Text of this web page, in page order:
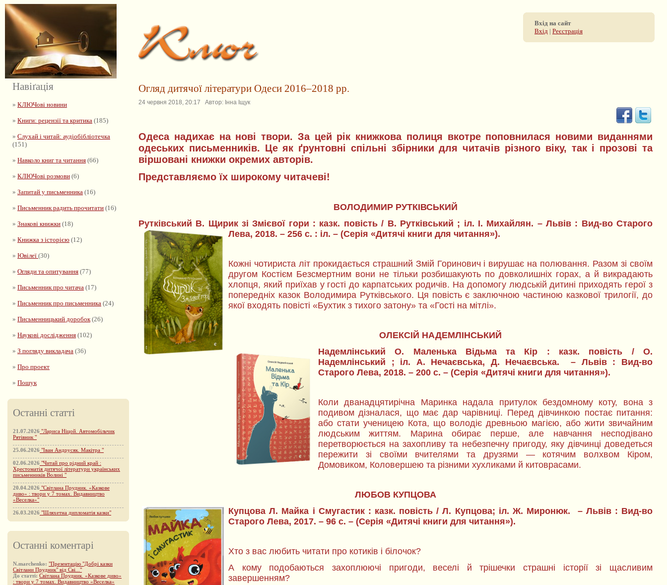
Вхід на сайт
Вхід | Реєстрація
Навіґація
» КЛЮЧові новини
» Книги: рецензії та критика (185)
» Слухай і читай: аудіобібліотечка
(151)
» Навколо книг та читання (66)
» КЛЮЧові розмови (6)
» Запитай у письменника (16)
» Письменник радить прочитати (16)
» Знакові книжки (18)
» Книжка з історією (12)
» Ювілеї (30)
» Огляди та опитування (77)
» Письменник про читача (17)
» Письменник про письменника (24)
» Письменницький доробок(26)
» Наукові дослідження (102)
» З погляду викладача (36)
» Про проект
» Пошук
Останні статті
21.07.2026 "Лариса Ніцой. Автомобільчик
Рятівник "
25.06.2026 "Іван Андрусяк. Макітра "
02.06.2026 "Читай про рідний край :
Хрестоматія дитячої літератури українських
письменників Волині "
20.04.2026 "Світлана Прудник. «Казкове
диво» : твори у 7 томах. Видавництво
«Веселка»"
26.03.2026 "Шляхетна дипломатія казки"
Останні коментарі
N.marchenko: "Презентацію "Добрі казки
Світлани Прудник" від Сві..."
До статті: Світлана Прудник. «Казкове диво»
: твори у 7 томах. Видавництво «Веселка»
Огляд дитячої літератури Одеси 2016–2018 рр.
24 червня 2018, 20:17 Автор: Інна Іщук
Одеса надихає на нові твори. За цей рік книжкова полиця вкотре поповнилася новими виданнями
одеських письменників. Це як ґрунтовні спільні збірники для читачів різного віку, так і прозові та
віршовані книжки окремих авторів.
Представляємо їх широкому читачеві!
ВОЛОДИМИР РУТКІВСЬКИЙ
Рутківський В. Щирик зі Змієвої гори : казк. повість / В. Рутківський ; іл. І. Михайлян. – Львів : Вид-во Старого
Лева, 2018. – 256 с. : іл. – (Серія «Дитячі книги для читання»).
Кожні чотириста літ прокидається страшний Змій Горинович і вирушає на полювання. Разом зі своїм
другом Костієм Безсмертним вони не тільки розбишакують по довколишніх горах, а й викрадають
хлопця, який приїхав у гості до карпатських родичів. На допомогу людській дитині приходять герої з
попередніх казок Володимира Рутківського. Ця повість є заключною частиною казкової трилогії, до
якої входять повісті «Бухтик з тихого затону» та «Гості на мітлі».
ОЛЕКСІЙ НАДЕМЛІНСЬКИЙ
Надемлінський О. Маленька Відьма та Кір : казк. повість / О.
Надемлінський ; іл. А. Нечаєвська, Д. Нечаєвська. – Львів : Вид-во
Старого Лева, 2018. – 200 с. – (Серія «Дитячі книги для читання»).
Коли дванадцятирічна Маринка надала притулок бездомному коту, вона з
подивом дізналася, що має дар чарівниці. Перед дівчинкою постає питання:
або стати ученицею Кота, що володіє древньою магією, або жити звичайним
людським життям. Марина обирає перше, але навчання несподівано
перетворюється на захопливу та небезпечну пригоду, яку дівчинці доведеться
пережити зі своїми вчителями та друзями — котячим волхвом Кіром,
Домовиком, Коловершею та різними хухликами й китоврасами.
ЛЮБОВ КУПЦОВА
Купцова Л. Майка і Смугастик : казк. повість / Л. Купцова; іл. Ж. Миронюк. – Львів : Вид-во
Старого Лева, 2017. – 96 с. – (Серія «Дитячі книги для читання»).
Хто з вас любить читати про котиків і білочок?
А кому подобаються захоплюючі пригоди, веселі й трішечки страшні історії зі щасливим
завершенням?